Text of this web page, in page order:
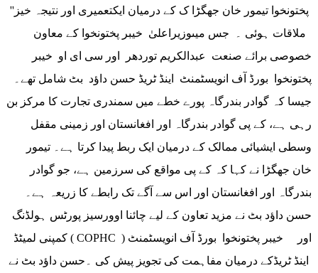
پختونخوا تیمور خان جھگڑا ک کے درمیان ایکتعمیری اور نتیجہ خیز''
ملاقات ہوئی ۔ جس میںوزیراعلیٰ خیبر پختونخوا کے معاون
خصوصی برائے صنعت عبدالکریم توردھر اور سی ای او خیبر
پختونخوا بورڈ آف انویسٹمنٹ اینڈ ٹریڈ حسن داؤد بٹ شامل تھے۔
جیسا کہ گوادر بندرگاہ پورے خطے میں سمندری تجارت کا مرکز بن
رہی ہے، کے پی گوادر بندرگاہ اور افغانستان اور زمینی مقفل
وسطی ایشیائی ممالک کے درمیان ایک ربط پیدا کرتا ہے۔ تیمور
خان جھگڑا نے کہا کہ کے پی مواقع کی سرزمین ہے، جو گوادر
بندرگاہ اور افغانستان اور اس سے آگے تک رابطے کا زریعہ ہے۔
حسن داؤد بٹ نے مزید تعاون کے لیے چائنا اوورسیز پورٹس ہولڈنگ
کمپنی لمیٹڈ ( COPHC ) اور خیبر پختونخوا بورڈ آف انویسٹمنٹ
اینڈ ٹریڈکے درمیان مفاہمت کی تجویز پیش کی ۔حسن داؤد بٹ نے